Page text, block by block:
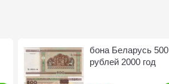
бона Беларусь 500
рублей 2000 год